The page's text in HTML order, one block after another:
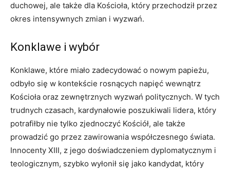
duchowej, ale także dla Kościoła, który przechodził przez
okres intensywnych zmian i wyzwań.
Konklawe i wybór
Konklawe, które miało zadecydować o nowym papieżu,
odbyło się w kontekście rosnących napięć wewnątrz
Kościoła oraz zewnętrznych wyzwań politycznych. W tych
trudnych czasach, kardynałowie poszukiwali lidera, który
potrafiłby nie tylko zjednoczyć Kościół, ale także
prowadzić go przez zawirowania współczesnego świata.
Innocenty XIII, z jego doświadczeniem dyplomatycznym i
teologicznym, szybko wyłonił się jako kandydat, który